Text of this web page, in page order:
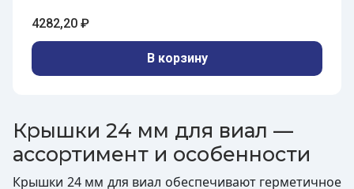
Крышки 24 мм для виал —
ассортимент и особенности
Крышки 24 мм для виал обеспечивают герметичное
4282,20 ₽
В корзину